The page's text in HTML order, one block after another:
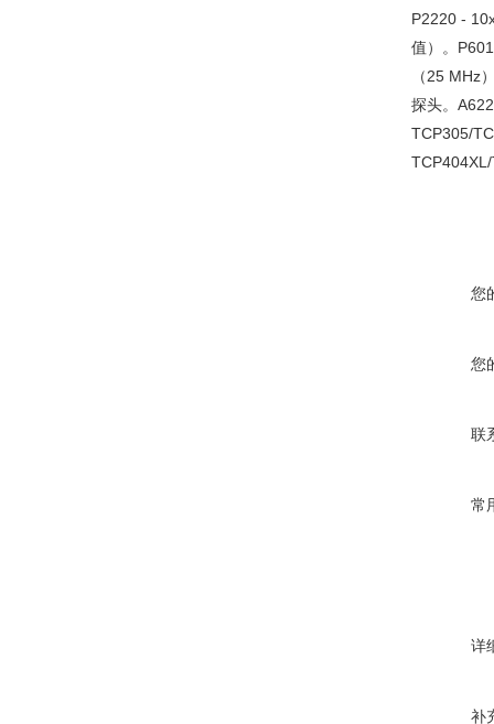
P2220 -
值）。
（25 MHz
探头。
TCP305/
您
您
联
常
详
补